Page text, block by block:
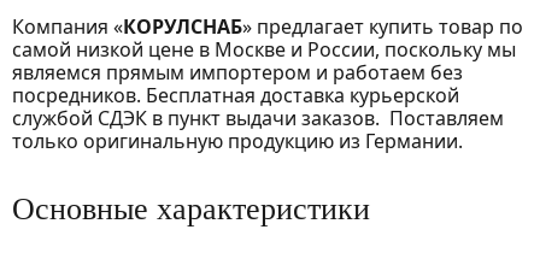
Компания «КОРУЛСНАБ» предлагает купить товар по
самой низкой цене в Москве и России, поскольку мы
являемся прямым импортером и работаем без
посредников. Бесплатная доставка курьерской
службой СДЭК в пункт выдачи заказов. Поставляем
только оригинальную продукцию из Германии.
Основные характеристики